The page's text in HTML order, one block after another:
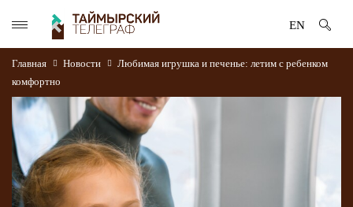
EN
Главная Новости
Любимая игрушка и печенье: летим с ребенком
комфортно